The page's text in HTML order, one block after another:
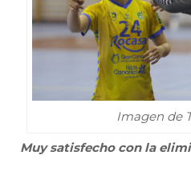
Imagen de
Muy satisfecho con la